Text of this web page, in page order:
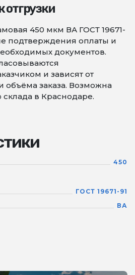
отгрузки
450 мкм ВА ГОСТ 19671-
подтверждения оплаты и
документов.
и зависят от
объёма заказа. Возможна
склада в Краснодаре.
450
ГОСТ 19671-91
ВА